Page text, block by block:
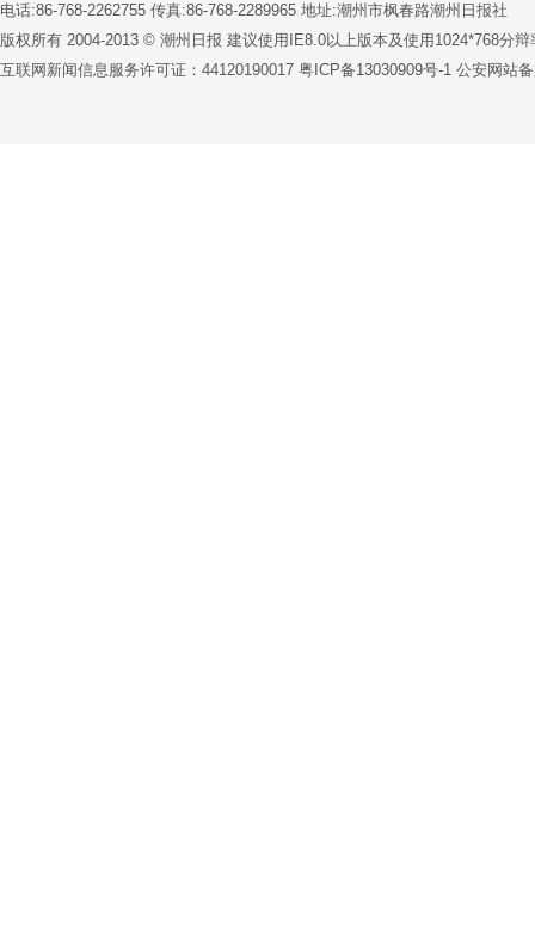
电话:86-768-2262755 传真:86-768-2289965 地址:潮州市枫春路潮州日报社
版权所有 2004-2013 © 潮州日报 建议使用IE8.0以上版本及使用1024*768分
互联网新闻信息服务许可证：44120190017 粤ICP备13030909号-1 公安网站